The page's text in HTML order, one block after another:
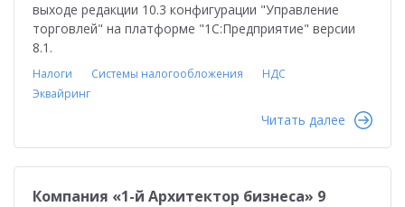
выходе редакции 10.3 конфигурации "Управление
торговлей" на платформе "1С:Предприятие" версии
8.1.
Налоги Системы налогообложения
НДС
Эквайринг
Читать далее
Компания «1-й Архитектор бизнеса» 9